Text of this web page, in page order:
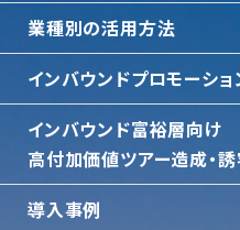
業種別の活用方法
インバウンドプロモーショ
インバウンド富裕層向け
⾼付加価値ツアー造成・
導入事例